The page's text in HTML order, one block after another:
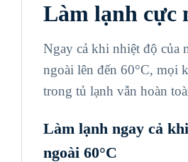
Làm lạnh cực
Ngay cả khi nhiệt độ của
ngoài lên đến 60°C, mọi
trong tủ lạnh vẫn hoàn
Làm lạnh ngay cả
ngoài 60°C